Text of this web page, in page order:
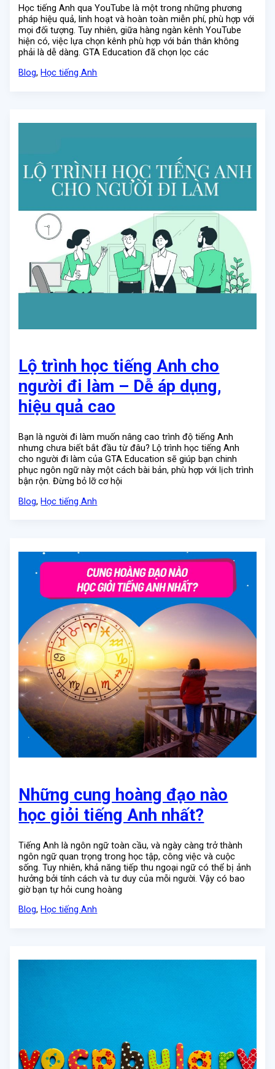
Học tiếng Anh qua YouTube là một trong những phương
pháp hiệu quả, linh hoạt và hoàn toàn miễn phí, phù hợp với
mọi đối tượng. Tuy nhiên, giữa hàng ngàn kênh YouTube
hiện có, việc lựa chọn kênh phù hợp với bản thân không
phải là dễ dàng. GTA Education đã chọn lọc các
Blog,Học tiếng Anh
Lộ trình học tiếng Anh cho
người đi làm – Dễ áp dụng,
hiệu quả cao
Bạn là người đi làm muốn nâng cao trình độ tiếng Anh
nhưng chưa biết bắt đầu từ đâu? Lộ trình học tiếng Anh
cho người đi làm của GTA Education sẽ giúp bạn chinh
phục ngôn ngữ này một cách bài bản, phù hợp với lịch trình
bận rộn. Đừng bỏ lỡ cơ hội
Blog,Học tiếng Anh
Những cung hoàng đạo nào
học giỏi tiếng Anh nhất?
Tiếng Anh là ngôn ngữ toàn cầu, và ngày càng trở thành
ngôn ngữ quan trọng trong học tập, công việc và cuộc
sống. Tuy nhiên, khả năng tiếp thu ngoại ngữ có thể bị ảnh
hưởng bởi tính cách và tư duy của mỗi người. Vậy có bao
giờ bạn tự hỏi cung hoàng
Blog,Học tiếng Anh